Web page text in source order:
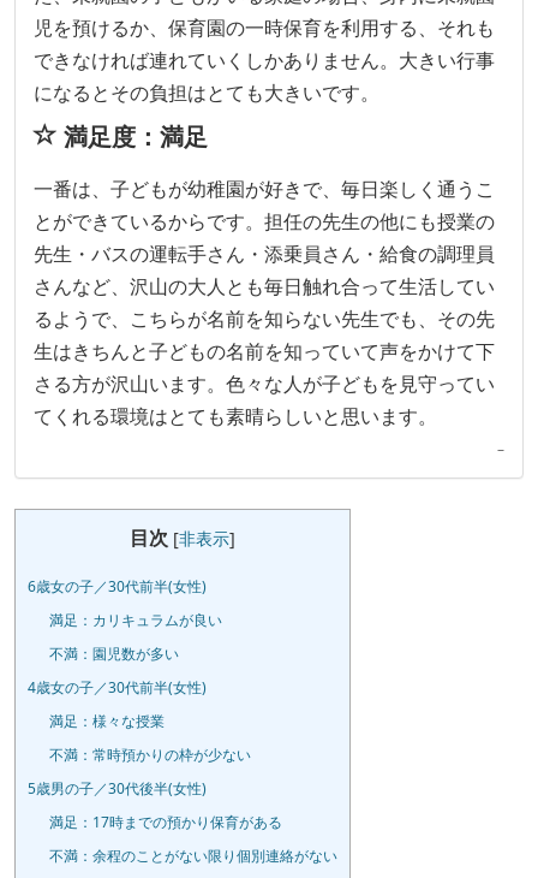
児を預けるか、保育園の一時保育を利用する、それも
できなければ連れていくしかありません。大きい行事
になるとその負担はとても大きいです。
満足度：満足
一番は、子どもが幼稚園が好きで、毎日楽しく通うこ
とができているからです。担任の先生の他にも授業の
先生・バスの運転手さん・添乗員さん・給食の調理員
さんなど、沢山の大人とも毎日触れ合って生活してい
るようで、こちらが名前を知らない先生でも、その先
生はきちんと子どもの名前を知っていて声をかけて下
さる方が沢山います。色々な人が子どもを見守ってい
てくれる環境はとても素晴らしいと思います。
–
目次 [非表示]
6歳女の子／30代前半(女性)
満足：カリキュラムが良い
不満：園児数が多い
4歳女の子／30代前半(女性)
満足：様々な授業
不満：常時預かりの枠が少ない
5歳男の子／30代後半(女性)
満足：17時までの預かり保育がある
不満：余程のことがない限り個別連絡がない